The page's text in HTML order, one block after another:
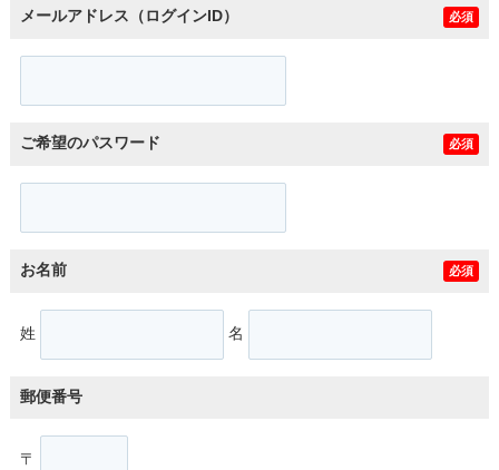
メールアドレス（ログインID） 必須
ご希望のパスワード 必須
お名前 必須
姓 名
郵便番号
〒